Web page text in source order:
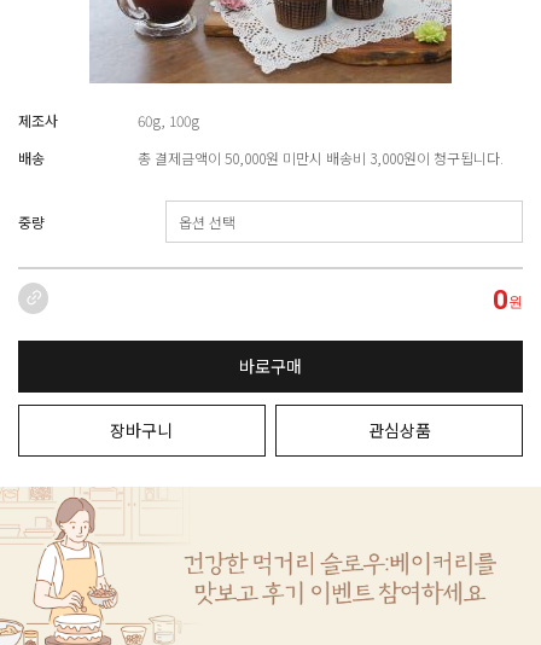
제조사
60g, 100g
배송
총 결제금액이 50,000원 미만시 배송비 3,000원이 청구됩니다.
중량
0원
바로구매
장바구니 관심상품